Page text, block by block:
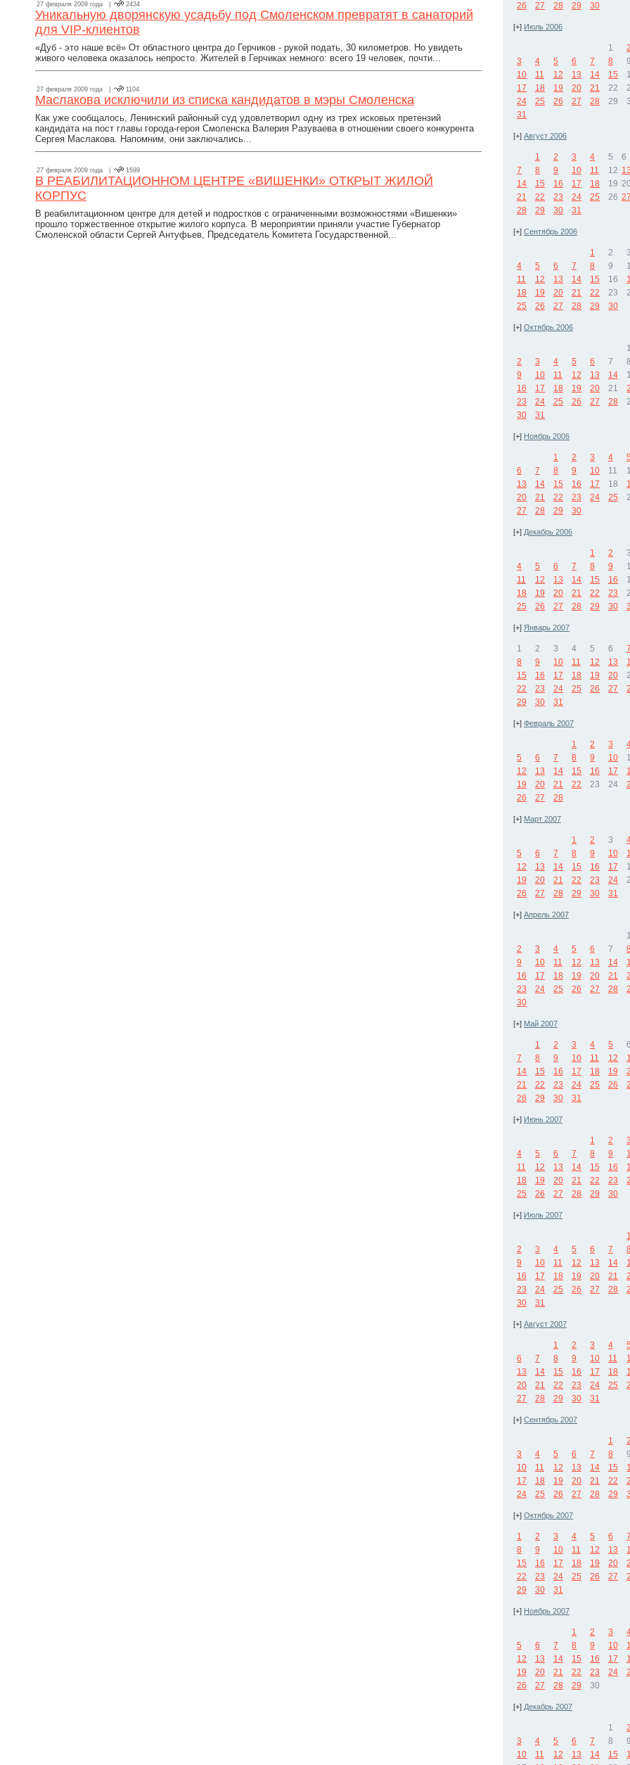
27 февраля 2009 года | 2434
Уникальную дворянскую усадьбу под Смоленском превратят в санаторий
для VIP-клиентов
«Дуб - это наше всё» От областного центра до Герчиков - рукой подать, 30 километров. Но увидеть
живого человека оказалось непросто. Жителей в Герчиках немного: всего 19 человек, почти...
27 февраля 2009 года | 1104
Маслакова исключили из списка кандидатов в мэры Смоленска
Как уже сообщалось, Ленинский районный суд удовлетворил одну из трех исковых претензий
кандидата на пост главы города-героя Смоленска Валерия Разуваева в отношении своего конкурента
Сергея Маслакова. Напомним, они заключались...
27 февраля 2009 года | 1599
В РЕАБИЛИТАЦИОННОМ ЦЕНТРЕ «ВИШЕНКИ» ОТКРЫТ ЖИЛОЙ
КОРПУС
В реабилитационном центре для детей и подростков с ограниченными возможностями «Вишенки»
прошло торжественное открытие жилого корпуса. В мероприятии приняли участие Губернатор
Смоленской области Сергей Антуфьев, Председатель Комитета Государственной...
26
27 28 29 30
[+] Июль 2006
1
2
3
4 5 6 7 8
9
10
11 12 13 14 15
17
18 19 20 21 22
24
25 26 27 28 29
31
[+] Август 2006
1 2 3 4 5
6
7
8 9 10 11 12 13
14
15 16 17 18 19 20
21
22 23 24 25 26 27
28
29 30 31
[+] Сентябрь 2006
1 2
3
4
5 6 7 8 9
11
12 13 14 15 16
18
19 20 21 22 23
25
26 27 28 29 30
[+] Октябрь 2006
1
2
3 4 5 6 7
8
9
10 11 12 13 14
16
17 18 19 20 21
23
24 25 26 27 28
30
31
[+] Ноябрь 2006
1 2 3 4
5
6
7 8 9 10 11
13
14 15 16 17 18
20
21 22 23 24 25
27
28 29 30
[+] Декабрь 2006
1 2
3
4
5 6 7 8 9
11
12 13 14 15 16
18
19 20 21 22 23
25
26 27 28 29 30
[+] Январь 2007
1 2 3 4 5 6
7
8
9 10 11 12 13
15
16 17 18 19 20
22
23 24 25 26 27
29
30 31
[+] Февраль 2007
1 2 3
5
6 7 8 9 10
12
13 14 15 16 17
19
20 21 22 23 24
26
27 28
[+] Март 2007
1 2 3
5
6 7 8 9 10
12
13 14 15 16 17
19
20 21 22 23 24
26
27 28 29 30 31
[+] Апрель 2007
1
2
3 4 5 6 7
8
9
10 11 12 13 14
16
17 18 19 20 21
23
24 25 26 27 28
30
[+] Май 2007
1 2 3 4 5
6
7
8 9 10 11 12
14
15 16 17 18 19
21
22 23 24 25 26
28
29 30 31
[+] Июнь 2007
1 2
3
4
5 6 7 8 9
11
12 13 14 15 16
18
19 20 21 22 23
25
26 27 28 29 30
[+] Июль 2007
1
2
3 4 5 6 7
8
9
10 11 12 13 14
16
17 18 19 20 21
23
24 25 26 27 28
30
31
[+] Август 2007
1 2 3 4
5
6
7 8 9 10 11
13
14 15 16 17 18
20
21 22 23 24 25
27
28 29 30 31
[+] Сентябрь 2007
1
2
3
4 5 6 7 8
9
10
11 12 13 14 15
17
18 19 20 21 22
24
25 26 27 28 29
[+] Октябрь 2007
1 2 3 4 5 6
7
8
9 10 11 12 13
15
16 17 18 19 20
22
23 24 25 26 27
29
30 31
[+] Ноябрь 2007
1 2 3
5
6 7 8 9 10
12
13 14 15 16 17
19
20 21 22 23 24
26
27 28 29 30
[+] Декабрь 2007
1
2
3
4 5 6 7 8
9
10
11 12 13 14 15